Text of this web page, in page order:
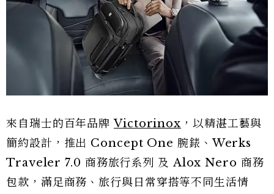
來自瑞士的百年品牌Victorinox ，以精湛工藝與
簡約設計，推出 Concept One 腕錶、Werks
Traveler 7.0 商務旅行系列 及 Alox Nero 商務
包款，滿足商務、旅行與日常穿搭等不同生活情